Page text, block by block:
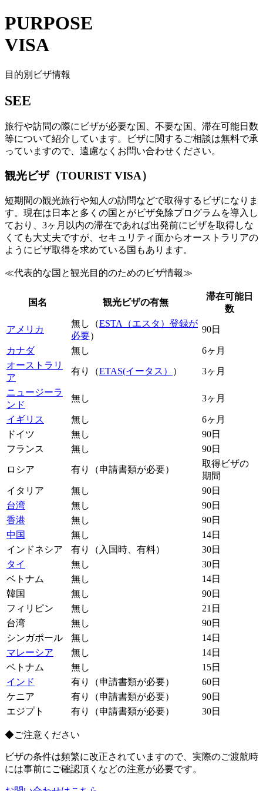
PURPOSE
VISA
目的別ビザ情報
SEE
旅行や訪問の際にビザが必要な国、不要な国、滞在可能日数
等について紹介しています。ビザに関するご相談は無料で承
っていますので、遠慮なくお問い合わせください。
観光ビザ（TOURIST VISA）
短期間の観光旅行や知人の訪問などで取得するビザになりま
す。現在は日本と多くの国とがビザ免除プログラムを導入し
ており、3ヶ月以内の滞在であれば出発前にビザを取得しな
くても大丈夫ですが、セキュリティ面からオーストラリアの
ようにビザ取得を求めている国もあります。
≪代表的な国と観光目的のためのビザ情報≫
国名 観光ビザの有無
滞在可能日
数
アメリカ
無し（ESTA（エスタ）登録が
必要）
90日
カナダ 無し
6ヶ月
オーストラリ
ア
有り（ETAS(イータス） ） 3ヶ月
ニュージーラ
ンド
無し 3ヶ月
イギリス 無し
6ヶ月
ドイツ
無し
90日
フランス
無し 90日
ロシア 有り（申請書類が必要）
取得ビザの
期間
イタリア
無し
90日
台湾
無し
90日
香港
無し
90日
中国
無し
14日
インドネシア
有り（入国時、有料）
30日
タイ
無し
30日
ベトナム
無し
14日
韓国
無し
90日
フィリピン
無し
21日
台湾
無し
90日
シンガポール
無し
14日
マレーシア
無し
14日
ベトナム
無し
15日
インド
有り（申請書類が必要）
60日
ケニア
有り（申請書類が必要）
90日
エジプト
有り（申請書類が必要） 30日
◆ご注意ください
ビザの条件は頻繁に改正されていますので、実際のご渡航時
には事前にご確認頂くなどの注意が必要です。